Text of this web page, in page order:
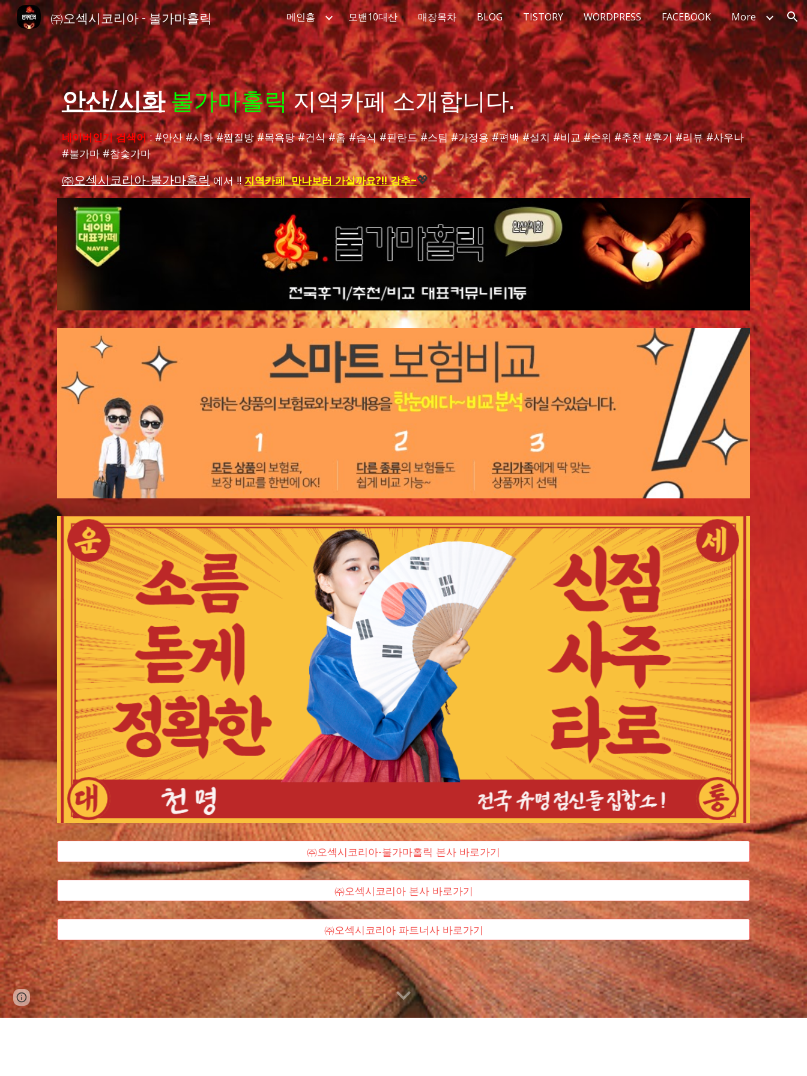
Skip to main content Skip to navigation
㈜오섹시코리아 - 불가마홀릭 메인홈 모밴10대산 매장목차 BLOG TISTORY WORDPRESS FACEBOOK More
안산/시화불가마홀릭지역카페 소개합니다.
네이버인기 검색어: #안산#시화#찜질방#목욕탕 #건식 #홈 #습식 #핀란드 #스팀 #가정용 #편백 #설치 #비교 #순위 #추천 #후기 #리뷰 #사우나
#불가마#참숯가마
㈜오섹시코리아-불가마홀릭에서 !!지역카페 만나보러 가실까요?!! 강추~💖
㈜오섹시코리아-불가마홀릭 본사 바로가기
㈜오섹시코리아 본사 바로가기
㈜오섹시코리아 파트너사 바로가기
Google Sites Report abuse